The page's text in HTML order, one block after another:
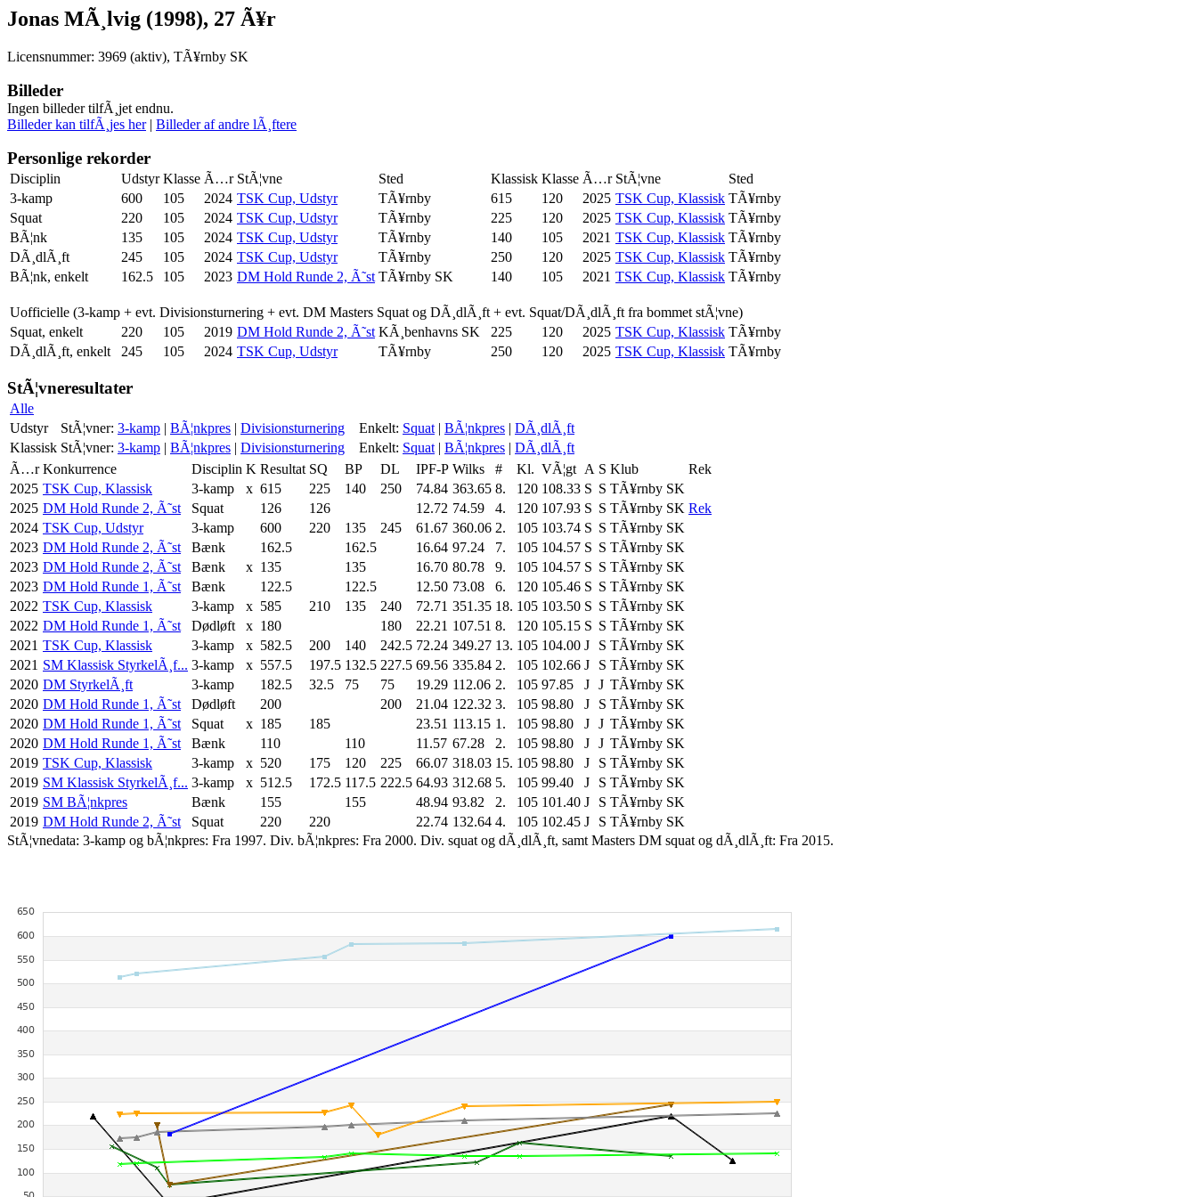
Jonas MÃ¸lvig (1998), 27 Ã¥r
Licensnummer: 3969 (aktiv), TÃ¥rnby SK
Billeder
Ingen billeder tilfÃ¸jet endnu.
Billeder kan tilfÃ¸jes her| Billeder af andre lÃ¸ftere
Personlige rekorder
Disciplin Udstyr Klasse Ã…r StÃ¦vne Sted Klassisk Klasse Ã…r StÃ¦vne
Sted
3-kamp
600 105 2024 TSK Cup, Udstyr TÃ¥rnby 615 120 2025 TSK Cup, Klassisk TÃ¥rnby
Squat
220 105 2024 TSK Cup, Udstyr TÃ¥rnby 225 120 2025 TSK Cup, Klassisk TÃ¥rnby
BÃ¦nk
135 105 2024 TSK Cup, Udstyr TÃ¥rnby 140 105 2021 TSK Cup, Klassisk TÃ¥rnby
DÃ¸dlÃ¸ft
245 105 2024 TSK Cup, Udstyr TÃ¥rnby 250 120 2025 TSK Cup, Klassisk TÃ¥rnby
BÃ¦nk, enkelt
162.5 105 2023 DM Hold Runde 2, Ã˜st TÃ¥rnby SK 140 105 2021 TSK Cup, Klassisk TÃ¥rnby
Uofficielle (3-kamp + evt. Divisionsturnering + evt. DM Masters Squat og DÃ¸dlÃ¸ft + evt. Squat/DÃ¸dlÃ¸ft fra bommet stÃ¦vne)
Squat, enkelt
220 105 2019 DM Hold Runde 2, Ã˜st KÃ¸benhavns SK 225 120 2025 TSK Cup, Klassisk TÃ¥rnby
DÃ¸dlÃ¸ft, enkelt
245 105 2024 TSK Cup, Udstyr TÃ¥rnby 250 120 2025 TSK Cup, Klassisk TÃ¥rnby
StÃ¦vneresultater
Alle
Udstyr
StÃ¦vner: 3-kamp | BÃ¦nkpres | Divisionsturnering Enkelt: Squat | BÃ¦nkpres | DÃ¸dlÃ¸ft
Klassisk StÃ¦vner: 3-kamp | BÃ¦nkpres | Divisionsturnering Enkelt: Squat | BÃ¦nkpres | DÃ¸dlÃ¸ft
Ã…r Konkurrence Disciplin K Resultat SQ BP DL IPF-P Wilks # Kl. VÃ¦gt A S Klub
Rek
2025 TSK Cup, Klassisk 3-kamp x 615 225 140 250 74.84 363.65 8. 120 108.33 S S TÃ¥rnby SK
2025 DM Hold Runde 2, Ã˜st Squat 126 126 12.72 74.59 4. 120 107.93 S S TÃ¥rnby SK Rek
2024 TSK Cup, Udstyr 3-kamp 600 220 135 245 61.67 360.06 2. 105 103.74 S S TÃ¥rnby SK
2023 DM Hold Runde 2, Ã˜st Bænk 162.5 162.5 16.64 97.24 7. 105 104.57 S S TÃ¥rnby SK
2023 DM Hold Runde 2, Ã˜st Bænk x 135 135 16.70 80.78 9. 105 104.57 S S TÃ¥rnby SK
2023 DM Hold Runde 1, Ã˜st Bænk 122.5 122.5 12.50 73.08 6. 120 105.46 S S TÃ¥rnby SK
2022 TSK Cup, Klassisk 3-kamp x 585 210 135 240 72.71 351.35 18. 105 103.50 S S TÃ¥rnby SK
2022 DM Hold Runde 1, Ã˜st Dødløft x 180 180 22.21 107.51 8. 120 105.15 S S TÃ¥rnby SK
2021 TSK Cup, Klassisk 3-kamp x 582.5 200 140 242.5 72.24 349.27 13. 105 104.00 J S TÃ¥rnby SK
2021 SM Klassisk StyrkelÃ¸f... 3-kamp x 557.5 197.5 132.5 227.5 69.56 335.84 2. 105 102.66 J S TÃ¥rnby SK
2020 DM StyrkelÃ¸ft 3-kamp 182.5 32.5 75 75 19.29 112.06 2. 105 97.85 J J TÃ¥rnby SK
2020 DM Hold Runde 1, Ã˜st Dødløft 200 200 21.04 122.32 3. 105 98.80 J S TÃ¥rnby SK
2020 DM Hold Runde 1, Ã˜st Squat x 185 185 23.51 113.15 1. 105 98.80 J J TÃ¥rnby SK
2020 DM Hold Runde 1, Ã˜st Bænk 110 110 11.57 67.28 2. 105 98.80 J J TÃ¥rnby SK
2019 TSK Cup, Klassisk 3-kamp x 520 175 120 225 66.07 318.03 15. 105 98.80 J S TÃ¥rnby SK
2019 SM Klassisk StyrkelÃ¸f... 3-kamp x 512.5 172.5 117.5 222.5 64.93 312.68 5. 105 99.40 J S TÃ¥rnby SK
2019 SM BÃ¦nkpres Bænk 155 155 48.94 93.82 2. 105 101.40 J S TÃ¥rnby SK
2019 DM Hold Runde 2, Ã˜st Squat 220 220 22.74 132.64 4. 105 102.45 J S TÃ¥rnby SK
StÃ¦vnedata: 3-kamp og bÃ¦nkpres: Fra 1997. Div. bÃ¦nkpres: Fra 2000. Div. squat og dÃ¸dlÃ¸ft, samt Masters DM squat og dÃ¸dlÃ¸ft: Fra 2015.